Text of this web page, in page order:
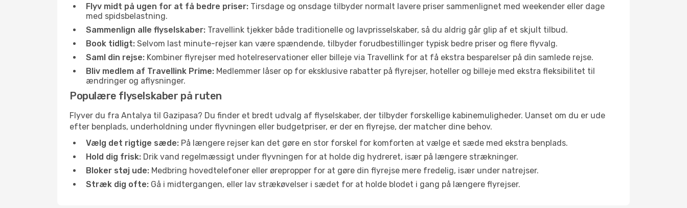
Flyv midt på ugen for at få bedre priser: Tirsdage og onsdage tilbyder normalt lavere priser sammenlignet med weekender eller dage
med spidsbelastning.
Sammenlign alle flyselskaber: Travellink tjekker både traditionelle og lavprisselskaber, så du aldrig går glip af et skjult tilbud.
Book tidligt: Selvom last minute-rejser kan være spændende, tilbyder forudbestillinger typisk bedre priser og flere flyvalg.
Saml din rejse: Kombiner flyrejser med hotelreservationer eller billeje via Travellink for at få ekstra besparelser på din samlede rejse.
Bliv medlem af Travellink Prime: Medlemmer låser op for eksklusive rabatter på flyrejser, hoteller og billeje med ekstra fleksibilitet til
ændringer og aflysninger.
Populære flyselskaber på ruten
Flyver du fra Antalya til Gazipasa? Du finder et bredt udvalg af flyselskaber, der tilbyder forskellige kabinemuligheder. Uanset om du er ude
efter benplads, underholdning under flyvningen eller budgetpriser, er der en flyrejse, der matcher dine behov.
Vælg det rigtige sæde: På længere rejser kan det gøre en stor forskel for komforten at vælge et sæde med ekstra benplads.
Hold dig frisk: Drik vand regelmæssigt under flyvningen for at holde dig hydreret, især på længere strækninger.
Bloker støj ude: Medbring hovedtelefoner eller ørepropper for at gøre din flyrejse mere fredelig, især under natrejser.
Stræk dig ofte: Gå i midtergangen, eller lav strækøvelser i sædet for at holde blodet i gang på længere flyrejser.